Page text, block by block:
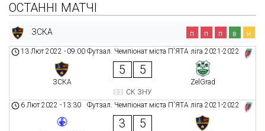
ОСТАННІ МАТЧІ
ЗСКА п п п в н
Футзал. Чемпіонат міста П'ЯТА ліга 2021-2022
13 Лют 2022 - 09:00
ЗСКА
5 5
ZelGrad
СК ЗНУ
Футзал. Чемпіонат міста П'ЯТА ліга 2021-2022
6 Лют 2022 -13:30
3 5